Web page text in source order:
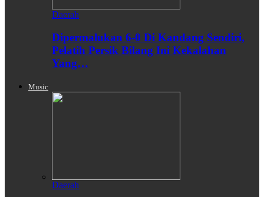
Daerah
Dipermalukan 6-0 Di Kandang Sendiri,
Pelatih Persik Bilang Ini Kekalahan
Yang…
Music
Daerah